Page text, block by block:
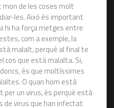
de les coses molt
les. Això és important
hi ha força metges entre
com a exemple, la
malalt, perquè al final te
cos que està malalta. Si,
és que moltíssimes
O quan hom està
un virus, és perquè està
virus que han infectat